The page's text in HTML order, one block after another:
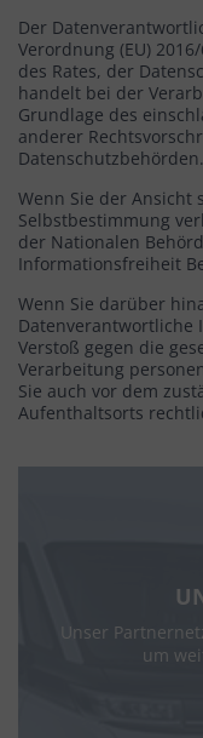
Unser
um
Der
Verordnung (EU)
des Rates, der
handelt bei der
Grundlage des
anderer
Datenschutzbehörden.
Wenn Sie der Ansicht
Selbstbestimmung
der Nationalen
Informationsfreiheit
Wenn Sie darüber
Datenverantwortliche
Verstoß gegen die
Verarbeitung
Sie auch vor dem
Aufenthaltsorts